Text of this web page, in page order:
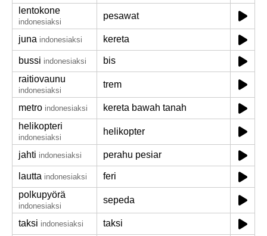
lentokone
indonesiaksi
pesawat
juna indonesiaksi kereta
bussi indonesiaksi
bis
raitiovaunu
indonesiaksi
trem
metro indonesiaksi
kereta bawah tanah
helikopteri
indonesiaksi
helikopter
jahti indonesiaksi perahu pesiar
lautta indonesiaksi
feri
polkupyörä
indonesiaksi
sepeda
taksi indonesiaksi
taksi